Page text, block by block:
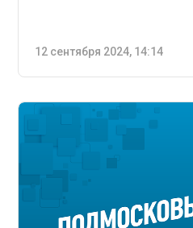
12 сентября 2024, 14:14